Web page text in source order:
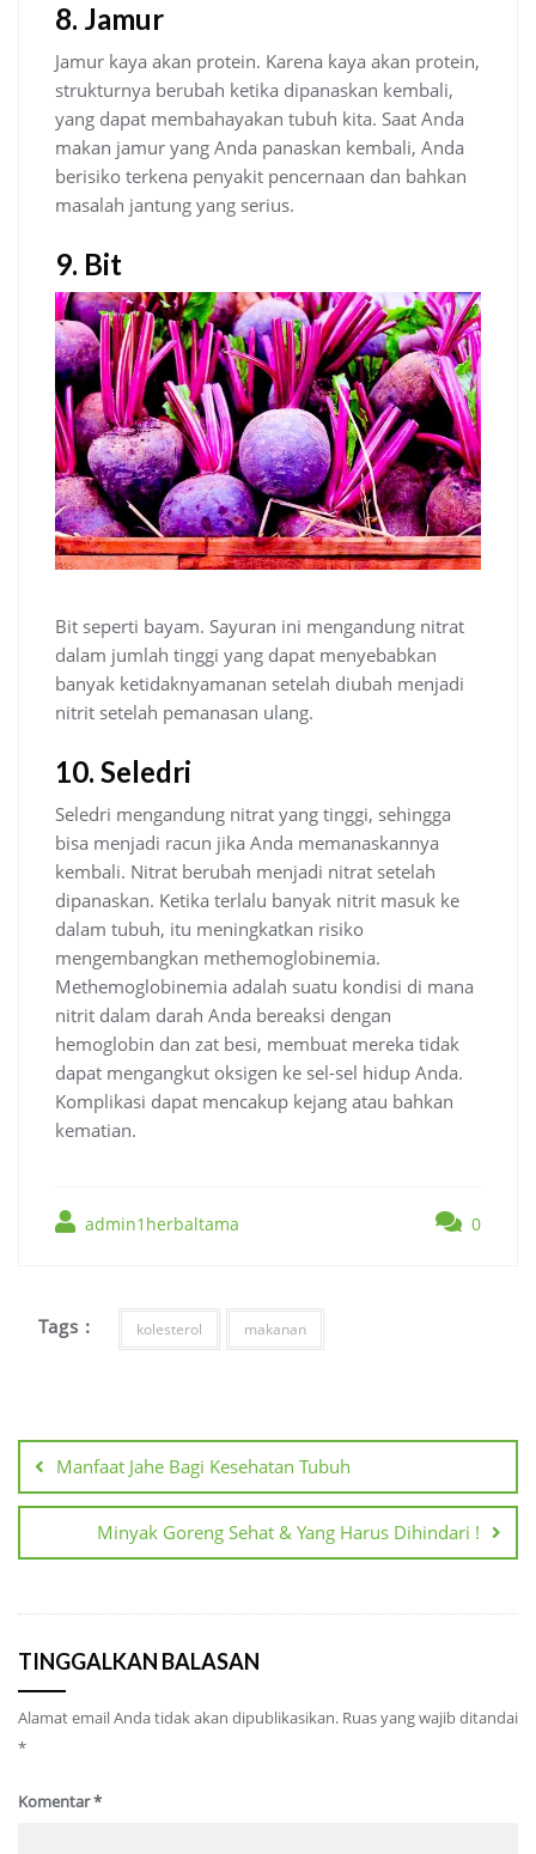
8. Jamur
Jamur kaya akan protein. Karena kaya akan protein,
strukturnya berubah ketika dipanaskan kembali,
yang dapat membahayakan tubuh kita. Saat Anda
makan jamur yang Anda panaskan kembali, Anda
berisiko terkena penyakit pencernaan dan bahkan
masalah jantung yang serius.
9. Bit
Bit seperti bayam. Sayuran ini mengandung nitrat
dalam jumlah tinggi yang dapat menyebabkan
banyak ketidaknyamanan setelah diubah menjadi
nitrit setelah pemanasan ulang.
10. Seledri
Seledri mengandung nitrat yang tinggi, sehingga
bisa menjadi racun jika Anda memanaskannya
kembali. Nitrat berubah menjadi nitrat setelah
dipanaskan. Ketika terlalu banyak nitrit masuk ke
dalam tubuh, itu meningkatkan risiko
mengembangkan methemoglobinemia.
Methemoglobinemia adalah suatu kondisi di mana
nitrit dalam darah Anda bereaksi dengan
hemoglobin dan zat besi, membuat mereka tidak
dapat mengangkut oksigen ke sel-sel hidup Anda.
Komplikasi dapat mencakup kejang atau bahkan
kematian.
admin1herbaltama 0
Tags : kolesterol makanan
posManfaat Jahe Bagi Kesehatan Tubuh
Minyak Goreng Sehat & Yang Harus Dihindari !
TINGGALKAN BALASAN
Alamat email Anda tidak akan dipublikasikan. Ruas yang wajib ditandai
*
Komentar*